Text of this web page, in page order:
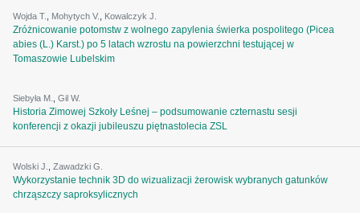
Wojda T. Mohytych V. Kowalczyk J.
Zróżnicowanie potomstw z wolnego zapylenia świerka pospolitego (Picea
abies (L.) Karst.) po 5 latach wzrostu na powierzchni testującej w
Tomaszowie Lubelskim
Siebyła M. Gil W.
Historia Zimowej Szkoły Leśnej – podsumowanie czternastu sesji
konferencji z okazji jubileuszu piętnastolecia ZSL
Wolski J. Zawadzki G.
Wykorzystanie technik 3D do wizualizacji żerowisk wybranych gatunków
chrząszczy saproksylicznych